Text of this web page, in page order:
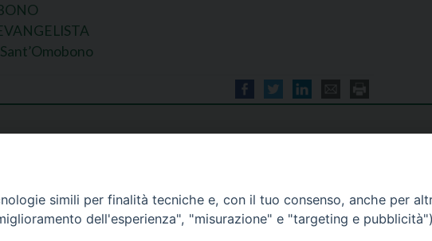
simili per finalità tecniche e, con il tuo consenso, anche per
dell'esperienza", "misurazione" e "targeting e